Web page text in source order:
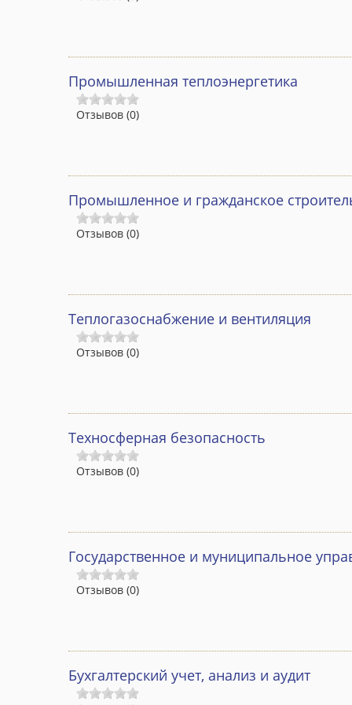
Промышленная теплоэнергетика
Отзывов (0)
Промышленное и гражданское
Отзывов (0)
Теплогазоснабжение и вентиляция
Отзывов (0)
Техносферная безопасность
Отзывов (0)
Государственное и муниципальное
Отзывов (0)
Бухгалтерский учет, анализ и аудит